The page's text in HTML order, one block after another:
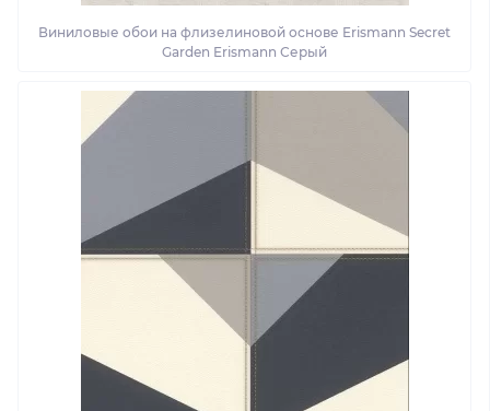
Виниловые обои на флизелиновой основе Erismann Secret
Garden Erismann Серый